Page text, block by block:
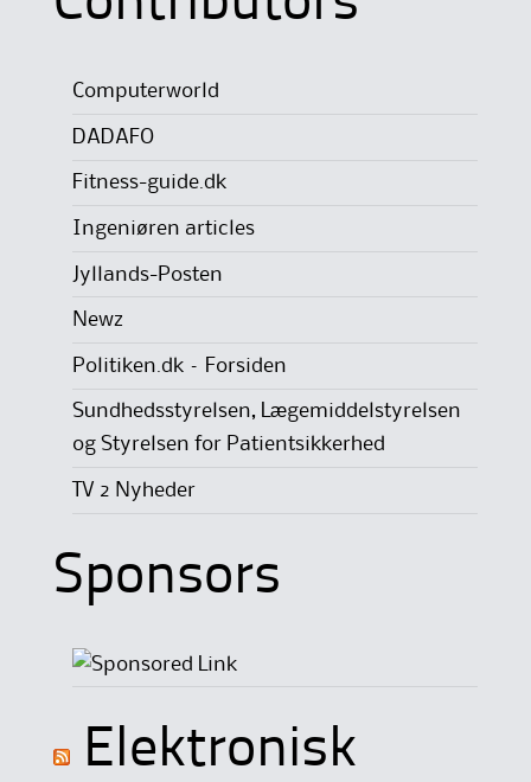
Computerworld
DADAFO
Fitness-guide.dk
Ingeniøren articles
Jyllands-Posten
Newz
Politiken.dk – Forsiden
Sundhedsstyrelsen, Lægemiddelstyrelsen
og Styrelsen for Patientsikkerhed
TV 2 Nyheder
Sponsors
Elektronisk